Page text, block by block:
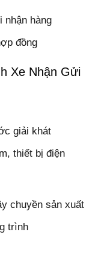
nhận hàng
đồng
Xe Nhận Gửi
giải khát
thiết bị điện
chuyền sản xuất
trình